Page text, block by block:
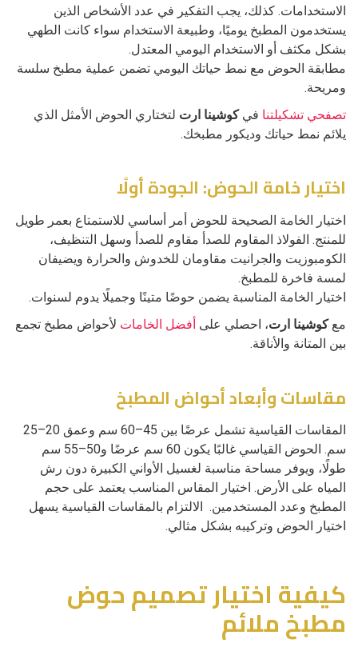
الاستخدامات. كذلك، يجب التفكير في عدد الأشخاص الذين
يستخدمون المطبخ يوميًا، وطبيعة الاستخدام سواء كانت الطهي
بشكل مكثف أو الاستخدام اليومي المعتدل.
مطابقة الحوض مع نمط حياتك اليومي تضمن عملية مطبخ سلسة
ومريحة.
تصفحي تشكيلتنا فيكوشينا ارت لتختاري الحوض الأمثل الذي
يلائم نمط حياتك وديكور مطبخك.
اختيار خامة الحوض: الجودة أولًا
اختيار الخامة الصحيحة للحوض أمر أساسي للاستمتاع بعمر طويل
للمنتج. الفولاذ المقاوم للصدأ مقاوم للصدأ وسهل التنظيف،
الكومبوزيت والجرانيت مقاومان للخدوش والحرارة ويضيفان
لمسة فاخرة للمطبخ.
اختيار الخامة المناسبة يضمن حوضًا متينًا وجميلًا يدوم لسنوات.
معكوشينا ارت، احصلي على أفضل الخامات لأحواض مطبخ تجمع
بين المتانة والأناقة.
مقاسات وأبعاد أحواض المطبخ
المقاسات القياسية تشمل عرضًا بين 45–60 سم وعمق 20–25
سم. الحوض القياسي غالبًا يكون 60 سم عرضًا و50–55 سم
طولًا، ويوفر مساحة مناسبة لغسيل الأواني الكبيرة دون رش
المياه على الأرض. اختيار المقاس المناسب يعتمد على حجم
المطبخ وعدد المستخدمين. الالتزام بالمقاسات القياسية يسهل
اختيار الحوض وتركيبه بشكل مثالي.
كيفية اختيار تصميم حوض
مطبخ ملائم